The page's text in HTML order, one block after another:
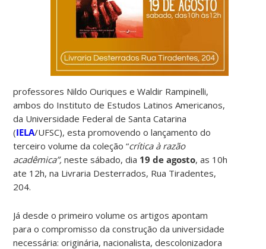
professores Nildo Ouriques e Waldir Rampinelli,
ambos do Instituto de Estudos Latinos Americanos,
da Universidade Federal de Santa Catarina
(IELA/UFSC), esta promovendo o lançamento do
terceiro volume da coleção “crítica à razão
acadêmica”,neste sábado, dia 19 de agosto, as 10h
ate 12h, na Livraria Desterrados, Rua Tiradentes,
204.
Já desde o primeiro volume os artigos apontam
para o compromisso da construção da universidade
necessária: originária, nacionalista, descolonizadora